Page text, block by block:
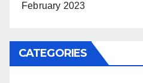
February 2023
CATEGORIES